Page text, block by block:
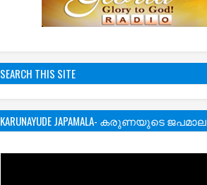
SEARCH THIS SITE
KARUNAYUDE JAPAMALA- കരുണയുടെ ജപമാല